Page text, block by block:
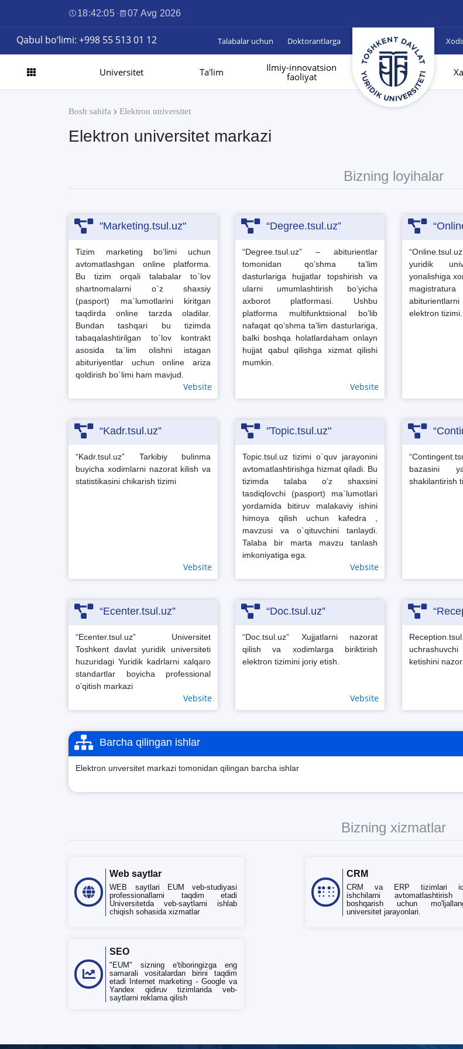
18:42:05 · 07 Avg 2026
Qabul bo‘limi: +998 55 513 01 12 Talabalar uchun Doktorantlarga
Universitet Ta'lim
Ilmiy-innovatsion
faoliyat
Bosh sahifa Elektron universitet
Elektron universitet markazi
Bizning loyihalar
"Marketing.tsul.uz"
Tizim marketing bo’limi uchun
avtomatlashgan online platforma.
Bu tizim orqali talabalar to`lov
shartnomalarni o`z shaxsiy
(pasport) ma`lumotlarini kiritgan
taqdirda online tarzda oladilar.
Bundan tashqari bu tizimda
tabaqalashtirilgan to`lov kontrakt
asosida ta`lim olishni istagan
abituriyentlar uchun online ariza
qoldirish bo`limi ham mavjud.
Vebsite
“Degree.tsul.uz”
“Degree.tsul.uz” – abiturientlar
tomonidan qoʼshma taʼlim
dasturlariga hujjatlar topshirish va
ularni umumlashtirish boʼyicha
axborot platformasi. Ushbu
platforma multifunktsional boʼlib
nafaqat qoʼshma taʼlim dasturlariga,
balki boshqa holatlardaham onlayn
hujjat qabul qilishga xizmat qilishi
mumkin.
Vebsite
yuridik
yonalishiga
elektron tizimi.
“Kadr.tsul.uz”
“Kadr.tsul.uz” Tarkibiy bulinma
buyicha xodimlarni nazorat kilish va
statistikasini chikarish tizimi
Vebsite
"Topic.tsul.uz"
Topic.tsul.uz tizimi o`quv jarayonini
avtomatlashtirishga hizmat qiladi. Bu
tizimda talaba o’z shaxsini
tasdiqlovchi (pasport) ma`lumotlari
yordamida bitiruv malakaviy ishini
himoya qilish uchun kafedra ,
mavzusi va o`qituvchini tanlaydi.
Talaba bir marta mavzu tanlash
imkoniyatiga ega.
Vebsite
bazasini
shakilantirish
“Ecenter.tsul.uz”
“Ecenter.tsul.uz” Universitet
Toshkent davlat yuridik universiteti
huzuridagi Yuridik kadrlarni xalqaro
standartlar boyicha professional
oʼqitish markazi
Vebsite
“Doc.tsul.uz”
“Doc.tsul.uz” Xujjatlarni nazorat
qilish va xodimlarga biriktirish
elektron tizimini joriy etish.
Vebsite
ketishini
Barcha qilingan ishlar
Elektron unversitet markazi tomonidan qilingan barcha ishlar
Bizning xizmatlar
Web saytlar
WEB saytlari EUM veb-studiyasi
professionallarni taqdim etadi
Universitetda veb-saytlarni ishlab
chiqish sohasida xizmatlar
CRM
CRM va ERP tizimlari
ishchilarni
boshqarish uchun
universitet jarayonlari.
SEO
"EUM" sizning e'tiboringizga eng
samarali vositalardan birini taqdim
etadi Internet marketing - Google va
Yandex qidiruv tizimlarida veb-
saytlarni reklama qilish